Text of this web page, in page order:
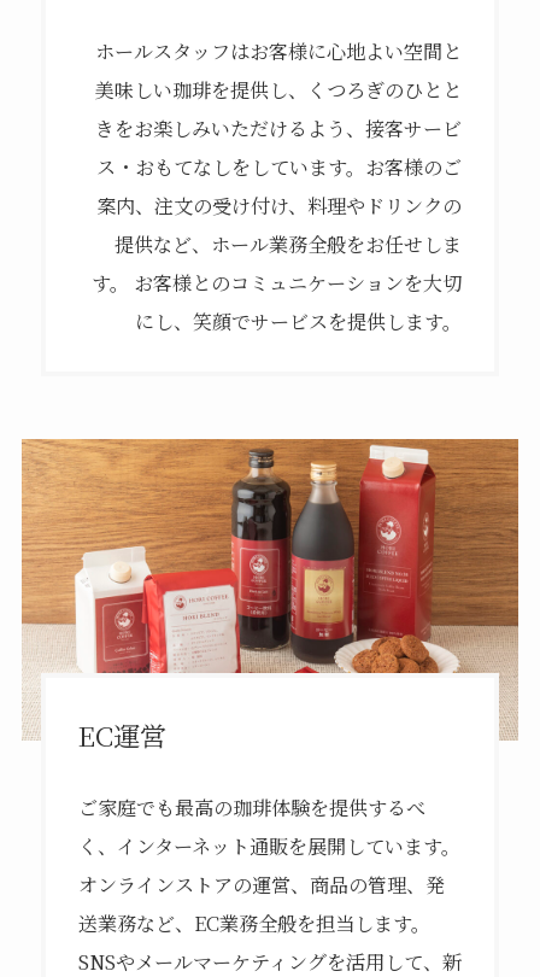
ホールスタッフはお客様に心地よい空間と
美味しい珈琲を提供し、くつろぎのひとと
きをお楽しみいただけるよう、接客サービ
ス・おもてなしをしています。お客様のご
案内、注文の受け付け、料理やドリンクの
提供など、ホール業務全般をお任せしま
す。 お客様とのコミュニケーションを大切
にし、笑顔でサービスを提供します。
EC運営
ご家庭でも最高の珈琲体験を提供するべ
く、インターネット通販を展開しています。
オンラインストアの運営、商品の管理、発
送業務など、EC業務全般を担当します。
SNSやメールマーケティングを活用して、新